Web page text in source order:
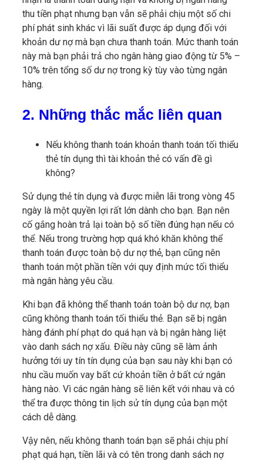
thu tiền phạt nhưng bạn vẫn sẽ phải chịu một số chi
phí phát sinh khác vì lãi suất được áp dụng đối với
khoản dư nợ mà bạn chưa thanh toán. Mức thanh toán
này mà bạn phải trả cho ngân hàng giao động từ 5% –
10% trên tổng số dư nợ trong kỳ tùy vào từng ngân
hàng.
2. Những thắc mắc liên quan
Nếu không thanh toán khoản thanh toán tối thiểu
thẻ tín dụng thì tài khoản thẻ có vấn đề gì
không?
Sử dụng thẻ tín dụng và được miễn lãi trong vòng 45
ngày là một quyền lợi rất lớn dành cho bạn. Bạn nên
cố gắng hoàn trả lại toàn bộ số tiền đúng hạn nếu có
thể. Nếu trong trường hợp quá khó khăn không thể
thanh toán được toàn bộ dư nợ thẻ, bạn cũng nên
thanh toán một phần tiền với quy định mức tối thiểu
mà ngân hàng yêu cầu.
Khi bạn đã không thể thanh toán toàn bộ dư nợ, bạn
cũng không thanh toán tối thiểu thẻ. Bạn sẽ bị ngân
hàng đánh phí phạt do quá hạn và bị ngân hàng liệt
vào danh sách nợ xấu. Điều này cũng sẽ làm ảnh
hưởng tới uy tín tín dụng của bạn sau này khi bạn có
nhu cầu muốn vay bất cứ khoản tiền ở bất cứ ngân
hàng nào. Vì các ngân hàng sẽ liên kết với nhau và có
thể tra được thông tin lịch sử tín dụng của bạn một
cách dễ dàng.
Vậy nên, nếu không thanh toán bạn sẽ phải chịu phí
phạt quá hạn, tiền lãi và có tên trong danh sách nợ